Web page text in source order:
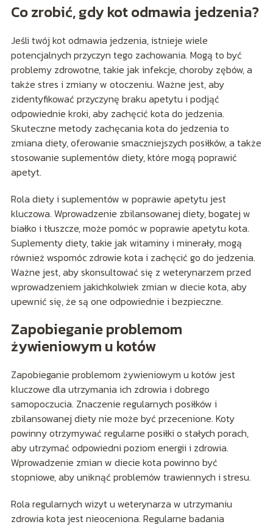
Co zrobić, gdy kot odmawia jedzenia?
Jeśli twój kot odmawia jedzenia, istnieje wiele
potencjalnych przyczyn tego zachowania. Mogą to być
problemy zdrowotne, takie jak infekcje, choroby zębów, a
także stres i zmiany w otoczeniu. Ważne jest, aby
zidentyfikować przyczynę braku apetytu i podjąć
odpowiednie kroki, aby zachęcić kota do jedzenia.
Skuteczne metody zachęcania kota do jedzenia to
zmiana diety, oferowanie smaczniejszych posiłków, a także
stosowanie suplementów diety, które mogą poprawić
apetyt.
Rola diety i suplementów w poprawie apetytu jest
kluczowa. Wprowadzenie zbilansowanej diety, bogatej w
białko i tłuszcze, może pomóc w poprawie apetytu kota.
Suplementy diety, takie jak witaminy i minerały, mogą
również wspomóc zdrowie kota i zachęcić go do jedzenia.
Ważne jest, aby skonsultować się z weterynarzem przed
wprowadzeniem jakichkolwiek zmian w diecie kota, aby
upewnić się, że są one odpowiednie i bezpieczne.
Zapobieganie problemom
żywieniowym u kotów
Zapobieganie problemom żywieniowym u kotów jest
kluczowe dla utrzymania ich zdrowia i dobrego
samopoczucia. Znaczenie regularnych posiłków i
zbilansowanej diety nie może być przecenione. Koty
powinny otrzymywać regularne posiłki o stałych porach,
aby utrzymać odpowiedni poziom energii i zdrowia.
Wprowadzenie zmian w diecie kota powinno być
stopniowe, aby uniknąć problemów trawiennych i stresu.
Rola regularnych wizyt u weterynarza w utrzymaniu
zdrowia kota jest nieoceniona. Regularne badania